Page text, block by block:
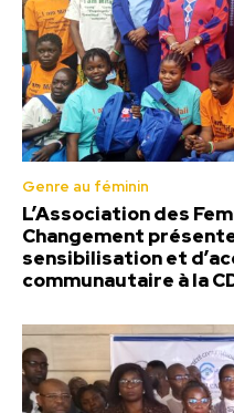
Genre au féminin
L’Association des
Changement
sensibilisation et
communautaire à la